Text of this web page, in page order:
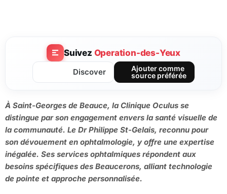
Suivez Operation-des-Yeux
Discover
Ajouter comme
source préférée
À Saint-Georges de Beauce, la Clinique Oculus se
distingue par son engagement envers la santé visuelle de
la communauté. Le Dr Philippe St-Gelais, reconnu pour
son dévouement en ophtalmologie, y offre une expertise
inégalée. Ses services ophtalmiques répondent aux
besoins spécifiques des Beaucerons, alliant technologie
de pointe et approche personnalisée.